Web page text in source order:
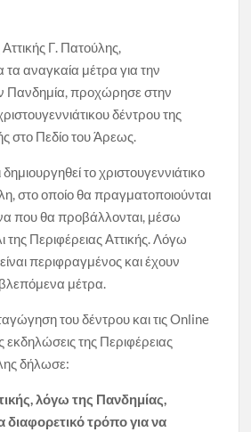
Γ. Πατούλης,
αναγκαία μέτρα για την
Πανδημία, προχώρησε στην
δέντρου της
στο Πεδίο του Άρεως.
το χριστουγεννιάτικο
στο οποίο θα πραγματοποιούνται
που θα προβάλλονται, μέσω
Περιφέρειας Αττικής. Λόγω
περιφραγμένος και έχουν
μέτρα.
του δέντρου και τις Online
εκδηλώσεις της Περιφέρειας
δήλωσε:
λόγω της Πανδημίας,
διαφορετικό τρόπο για να